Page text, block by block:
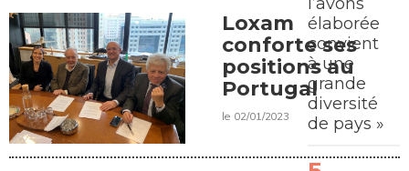
Loxam
conforte ses
positions au
Portugal
le 02/01/2023
élaborée
convient
à une
grande
diversité
de pays »